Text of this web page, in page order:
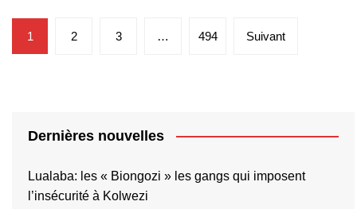
Pagination
des
1 2 3 … 494 Suivant
Dernières nouvelles
Lualaba: les « Biongozi » les gangs qui imposent
l’insécurité à Kolwezi